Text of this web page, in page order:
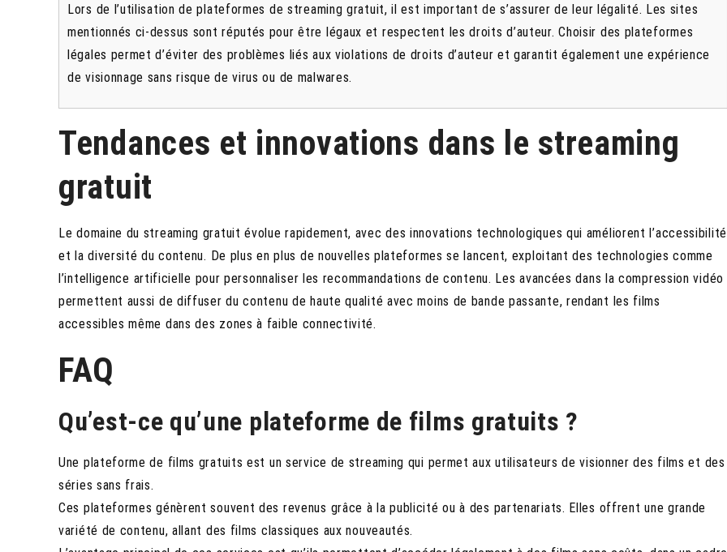
Lors de l’utilisation de plateformes de streaming gratuit, il est important de s’assurer de leur légalité. Les sites
mentionnés ci-dessus sont réputés pour être légaux et respectent les droits d’auteur. Choisir des plateformes
légales permet d’éviter des problèmes liés aux violations de droits d’auteur et garantit également une expérience
de visionnage sans risque de virus ou de malwares.
Tendances et innovations dans le streaming
gratuit
Le domaine du streaming gratuit évolue rapidement, avec des innovations technologiques qui améliorent l’accessibilité
et la diversité du contenu. De plus en plus de nouvelles plateformes se lancent, exploitant des technologies comme
l’intelligence artificielle pour personnaliser les recommandations de contenu. Les avancées dans la compression vidéo
permettent aussi de diffuser du contenu de haute qualité avec moins de bande passante, rendant les films
accessibles même dans des zones à faible connectivité.
FAQ
Qu’est-ce qu’une plateforme de films gratuits ?
Une plateforme de films gratuits est un service de streaming qui permet aux utilisateurs de visionner des films et des
séries sans frais.
Ces plateformes génèrent souvent des revenus grâce à la publicité ou à des partenariats. Elles offrent une grande
variété de contenu, allant des films classiques aux nouveautés.